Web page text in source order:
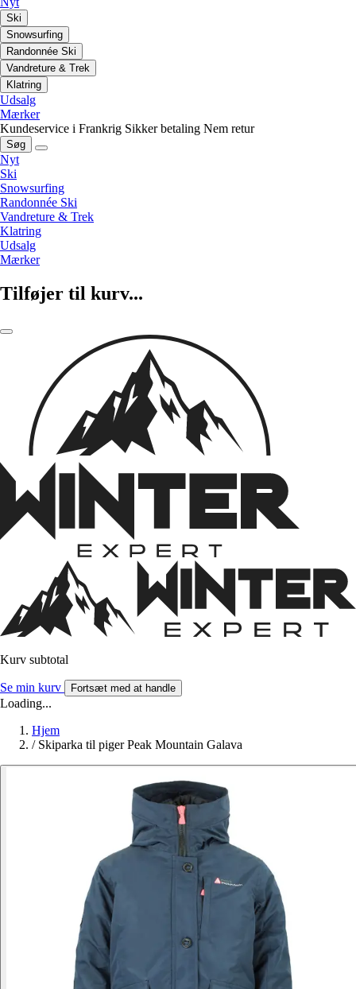
Ski
Snowsurfing
Randonnée Ski
Vandreture & Trek
Klatring
Udsalg
Mærker
Kundeservice i Frankrig Sikker betaling Nem retur
Søg
Nyt
Ski
Snowsurfing
Randonnée Ski
Vandreture & Trek
Klatring
Udsalg
Mærker
Tilføjer til kurv...
Kurv subtotal
Se min kurv Fortsæt med at handle
Loading...
Hjem
/ Skiparka til piger Peak Mountain Galava